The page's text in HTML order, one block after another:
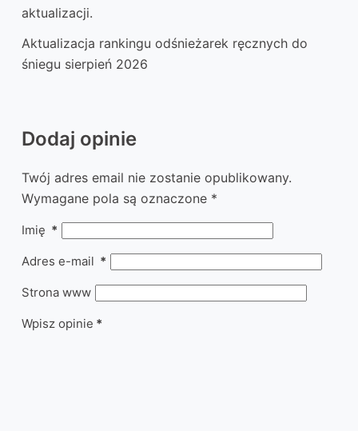
aktualizacji.
Aktualizacja rankingu odśnieżarek ręcznych do
śniegu sierpień 2026
Dodaj opinie
Twój adres email nie zostanie opublikowany.
Wymagane pola są oznaczone *
Imię *
Adres e-mail *
Strona www
Wpisz opinie *